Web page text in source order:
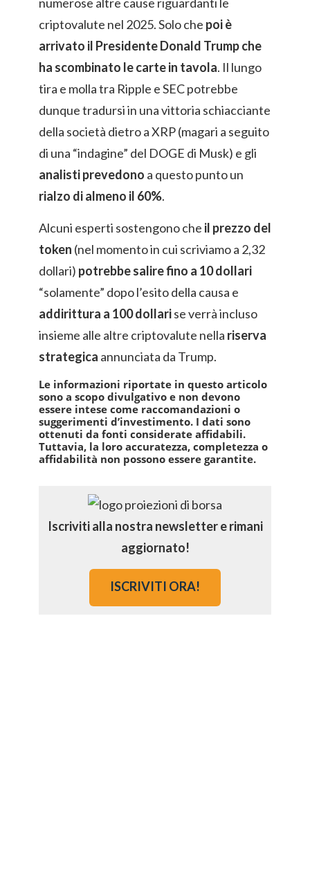
criptovalute nel 2025. Solo che poi è
arrivato il Presidente Donald Trump che
ha scombinato le carte in tavola. Il lungo
tira e molla tra Ripple e SEC potrebbe
dunque tradursi in una vittoria schiacciante
della società dietro a XRP (magari a seguito
di una “indagine” del DOGE di Musk) e gli
analistiprevedono a questo punto un
rialzo di almeno il 60%.
Alcuni esperti sostengono che il prezzo del
token (nel momento in cui scriviamo a 2,32
dollari) potrebbe salire fino a 10 dollari
“solamente” dopo l’esito della causa e
addirittura a 100 dollarise verrà incluso
insieme alle altre criptovalute nella riserva
strategica annunciata da Trump.
Le informazioni riportate in questo articolo
sono a scopo divulgativo e non devono
essere intese come raccomandazioni o
suggerimenti d’investimento. I dati sono
ottenuti da fonti considerate affidabili.
Tuttavia, la loro accuratezza, completezza o
affidabilità non possono essere garantite.
Iscriviti alla nostra newsletter e rimani
aggiornato!
ISCRIVITI ORA!